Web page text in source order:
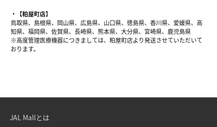
【粕屋町店】
鳥取県、島根県、岡山県、広島県、山口県、徳島県、香川県、愛媛県、高
知県、福岡県、佐賀県、長崎県、熊本県、大分県、宮崎県、鹿児島県
※高度管理医療機器につきましては、粕屋町店より発送させていただいて
おります。
JAL Mallとは